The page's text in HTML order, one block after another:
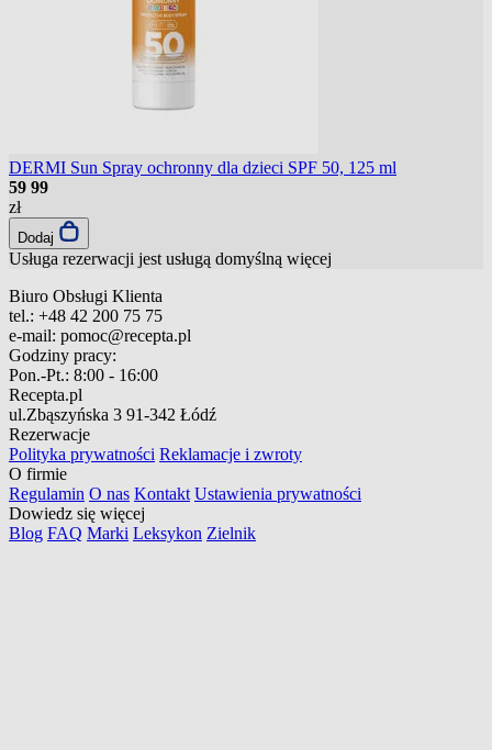
DERMI Sun Spray ochronny dla dzieci SPF 50, 125 ml
59 99
zł
Dodaj
Usługa rezerwacji jest usługą domyślną więcej
Biuro Obsługi Klienta
tel.: +48 42 200 75 75
e-mail: pomoc@recepta.pl
Godziny pracy:
Pon.-Pt.: 8:00 - 16:00
Recepta.pl
ul.Zbąszyńska 3 91-342 Łódź
Rezerwacje
Polityka prywatności Reklamacje i zwroty
O firmie
Regulamin O nas Kontakt Ustawienia prywatności
Dowiedz się więcej
Blog FAQ Marki Leksykon Zielnik